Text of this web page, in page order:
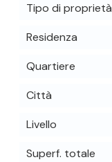
Tipo di proprietà
Residenza
Quartiere
Città
Livello
Superf. totale